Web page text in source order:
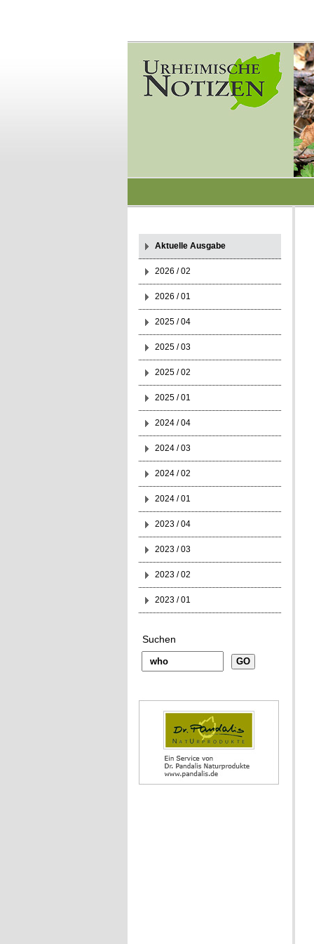
Aktuelle Ausgabe
2026 / 02
2026 / 01
2025 / 04
2025 / 03
2025 / 02
2025 / 01
2024 / 04
2024 / 03
2024 / 02
2024 / 01
2023 / 04
2023 / 03
2023 / 02
2023 / 01
Suchen